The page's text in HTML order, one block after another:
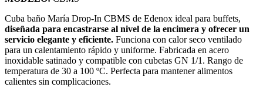
Cuba baño María Drop-In CBMS de Edenox ideal para buffets,
diseñada para encastrarse al nivel de la encimera y ofrecer un
servicio elegante y eficiente. Funciona con calor seco ventilado
para un calentamiento rápido y uniforme. Fabricada en acero
inoxidable satinado y compatible con cubetas GN 1/1. Rango de
temperatura de 30 a 100 ºC. Perfecta para mantener alimentos
calientes sin complicaciones.